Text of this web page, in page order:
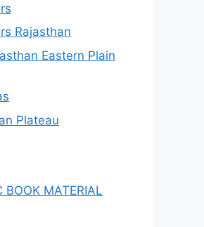
Rajasthan
Eastern Plain
Plateau
BOOK MATERIAL